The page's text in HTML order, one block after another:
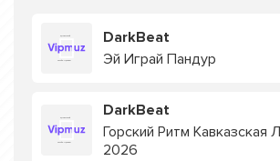
DarkBeat
Эй Играй Пандур
DarkBeat
Горский Ритм Кавказская
2026